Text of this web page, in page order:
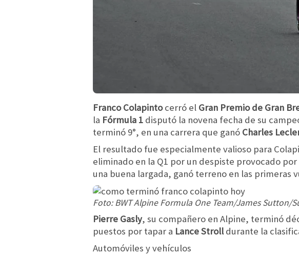
Franco Colapintocerró el Gran Premio de Gran
la Fórmula 1 disputó la novena fecha de su
terminó 9°, en una carrera que ganó Charles
El resultado fue especialmente valioso para
eliminado en la Q1 por un despiste provocado
una buena largada, ganó terreno en las primeras
Foto: BWT Alpine Formula One Team/James Sutton/
Pierre Gasly, su compañero en Alpine, terminó
puestos por tapar a Lance Strolldurante la
Automóviles y vehículos